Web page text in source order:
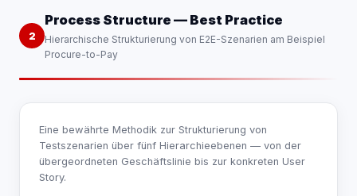
2
Process Structure — Best Practice
Hierarchische Strukturierung von E2E-Szenarien am Beispiel
Procure-to-Pay
Eine bewährte Methodik zur Strukturierung von
Testszenarien über fünf Hierarchieebenen — von der
übergeordneten Geschäftslinie bis zur konkreten User
Story.